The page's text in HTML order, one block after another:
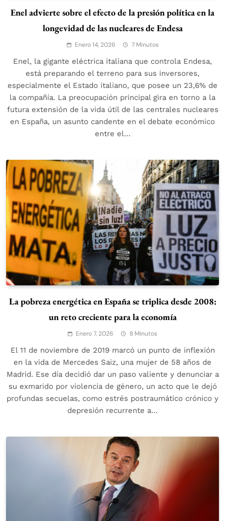
Enel advierte sobre el efecto de la presión política en la
longevidad de las nucleares de Endesa
Enero 14, 2026 7 Minutos
Enel, la gigante eléctrica italiana que controla Endesa,
está preparando el terreno para sus inversores,
especialmente el Estado italiano, que posee un 23,6% de
la compañía. La preocupación principal gira en torno a la
futura extensión de la vida útil de las centrales nucleares
en España, un asunto candente en el debate económico
entre el…
La pobreza energética en España se triplica desde 2008:
un reto creciente para la economía
Enero 7, 2026 8 Minutos
El 11 de noviembre de 2019 marcó un punto de inflexión
en la vida de Mercedes Saiz, una mujer de 58 años de
Madrid. Ese día decidió dar un paso valiente y denunciar a
su exmarido por violencia de género, un acto que le dejó
profundas secuelas, como estrés postraumático crónico y
depresión recurrente a…